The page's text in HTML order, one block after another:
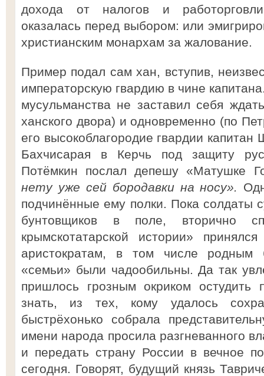
дохода от налогов и
оказалась перед выбором: или
христианским монархам за жалование.
Пример подал сам хан, вступив,
императорскую гвардию в чине
мусульманства не заставил себя
ханского двора) и одновременно (по
его высокоблагородие гвардии
Бахчисарая в Керчь под защиту
Потёмкин послал депешу «Матушке
нету уже сей бородавки на носу».
подчинённые ему полки. Пока солдаты
бунтовщиков в поле, вторично
крымскотатарской истории»
аристократам, в том числе родным
«семьи» были чадообильны. Да так
пришлось грозным окриком остудить
знать, из тех, кому удалось
быстрёхонько собрала
имени народа просила разгневанного
и передать страну России в вечное
сегодня. Говорят, будущий князь